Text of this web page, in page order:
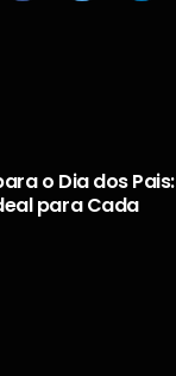
o Dia dos Pais:
para Cada